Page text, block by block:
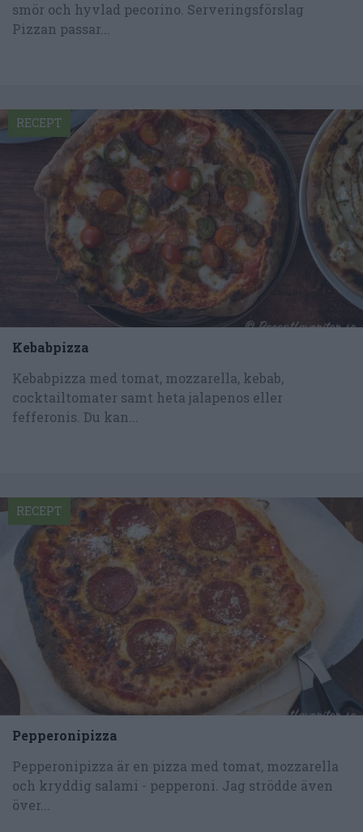
smör och hyvlad pecorino. Serveringsförslag
Pizzan passar...
Kebabpizza
Kebabpizza med tomat, mozzarella, kebab,
cocktailtomater samt heta jalapenos eller
fefferonis. Du kan...
RECEPT
Pepperonipizza
Pepperonipizza är en pizza med tomat, mozzarella
och kryddig salami - pepperoni. Jag strödde även
över...
RECEPT